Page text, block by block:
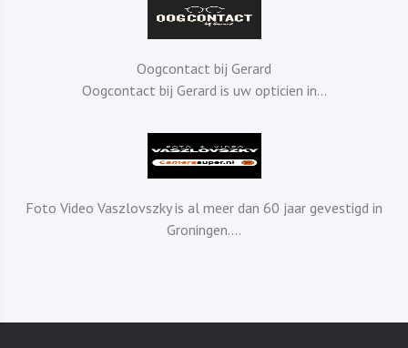
Oogcontact bij Gerard
Oogcontact bij Gerard is uw opticien in...
Foto Video Vaszlovszky is al meer dan 60 jaar gevestigd in
Groningen....